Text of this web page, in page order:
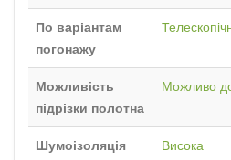
По варіантам
погонажу
Можливість
підрізки полотна
Можливо
Шумоізоляція Висока